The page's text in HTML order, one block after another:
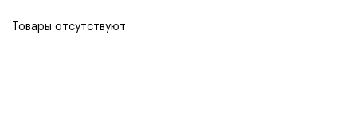
Товары отсутствуют